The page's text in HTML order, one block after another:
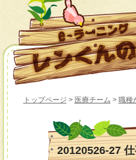
トップページ > 医療チーム > 職種
20120526-27